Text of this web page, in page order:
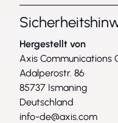
Visualizer profitieren
Multisensorkameras
Funktionalität
Hergestellt von
Axis Communications
Adalperostr. 86
85737 Ismaning
Deutschland
info-de@axis.com